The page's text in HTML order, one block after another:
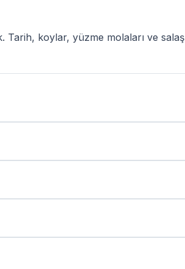
Tarih, koylar, yüzme molaları ve salaş